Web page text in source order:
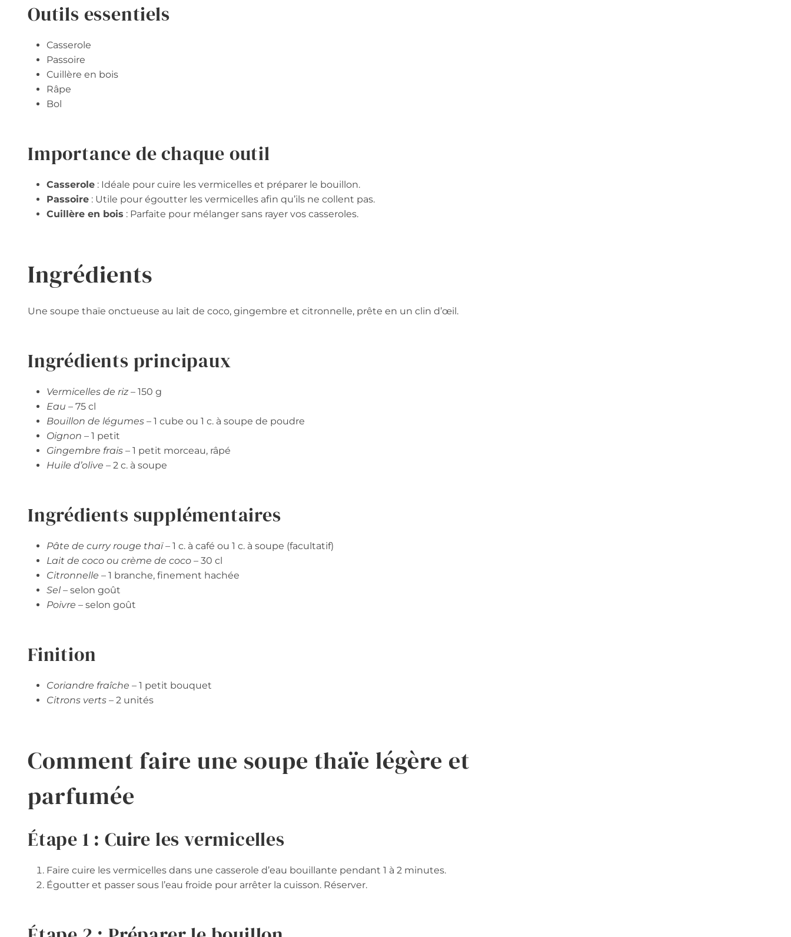
Outils essentiels
Casserole
Passoire
Cuillère en bois
Râpe
Bol
Importance de chaque outil
Casserole : Idéale pour cuire les vermicelles et préparer le bouillon.
Passoire : Utile pour égoutter les vermicelles afin qu’ils ne collent pas.
Cuillère en bois : Parfaite pour mélanger sans rayer vos casseroles.
Ingrédients
Une soupe thaïe onctueuse au lait de coco, gingembre et citronnelle, prête en un clin d’œil.
Ingrédients principaux
Vermicelles de riz – 150 g
Eau – 75 cl
Bouillon de légumes – 1 cube ou 1 c. à soupe de poudre
Oignon – 1 petit
Gingembre frais – 1 petit morceau, râpé
Huile d’olive – 2 c. à soupe
Ingrédients supplémentaires
Pâte de curry rouge thaï– 1 c. à café ou 1 c. à soupe (facultatif)
Lait de coco ou crème de coco – 30 cl
Citronnelle – 1 branche, finement hachée
Sel– selon goût
Poivre – selon goût
Finition
Coriandre fraîche – 1 petit bouquet
Citrons verts – 2 unités
Comment faire une soupe thaïe légère et
parfumée
Étape 1 : Cuire les vermicelles
Faire cuire les vermicelles dans une casserole d’eau bouillante pendant 1 à 2 minutes.
Égoutter et passer sous l’eau froide pour arrêter la cuisson. Réserver.